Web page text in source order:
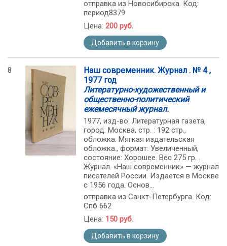
отправка из Новосибирска. Код:
период8379
Цена: 200 руб.
Добавить в корзину
8
Наш современник. Журнал . № 4 ,
1977 год
Литературно-художественный и
общественно-политический
ежемесячный журнал.
1977, изд-во: Литературная газета,
город: Москва, стр. : 192 стр.,
обложка: Мягкая издательская
обложка., формат: Увеличенный,
состояние: Хорошее. Вес 275 гр. .
Журнал. «Наш современник» — журнал
писателей России. Издается в Москве
с 1956 года. Основ...
отправка из Санкт-Петербурга. Код:
Спб 662
Цена: 150 руб.
Добавить в корзину